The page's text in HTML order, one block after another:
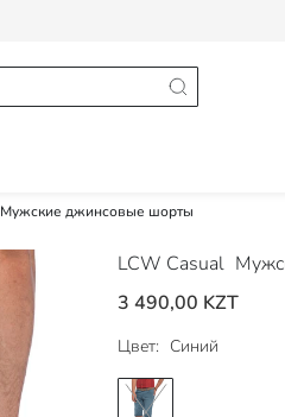
Мужские джинсовые шорты
LCW Casual
3 490,00 KZT
Цвет: Синий